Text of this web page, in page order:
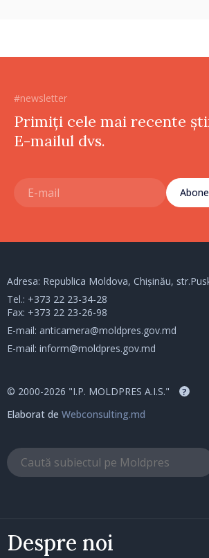
#newsletter
Primiți cele mai recente
E-mailul dvs.
Despre noi
Adresa: Republica Moldova, Chișinău,
Tel.: +373 22 23-34-28
Fax: +373 22 23-26-98
E-mail: anticamera@moldpres.gov.md
E-mail: inform@moldpres.gov.md
© 2000-2026 "I.P. MOLDPRES A.I.S." ?
Elaborat de Webconsulting.md